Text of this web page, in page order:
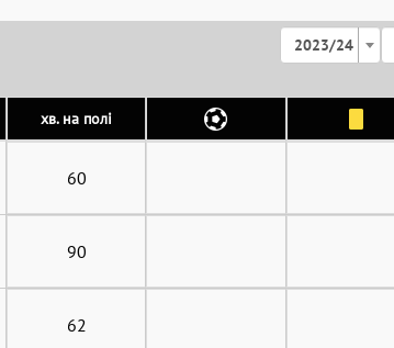
2023/24
хв. на полі
60
90
62